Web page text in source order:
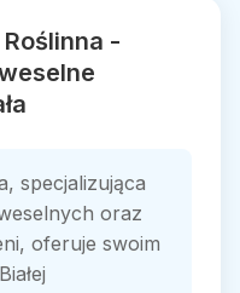
-
specjalizująca
oraz
oferuje swoim